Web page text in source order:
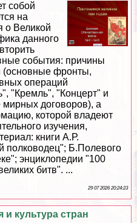
собой
на
о Великой
данного
события: причины
(основные фронты,
операций
"Кремль", "Концерт" и
мирных договоров), а
которой владеют
изучения,
книги А.Р.
полководец"; Б.Полевого
энциклопедии "100
битв". ...
29 07 2026 20:24:23
и культура стран